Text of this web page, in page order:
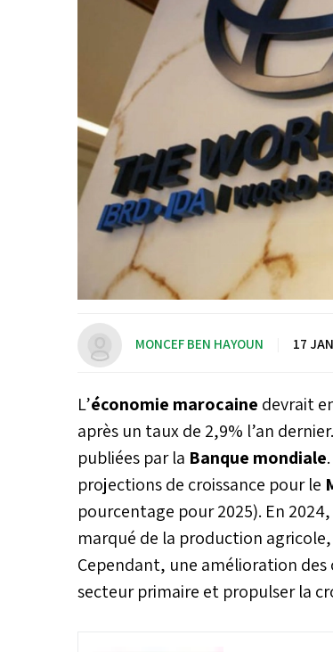
MONCEF BEN HAYOUN 17
L’économie marocaine devrait
après un taux de 2,9% l’an
publiées par la Banque mondiale
projections de croissance pour le
pourcentage pour 2025). En
marqué de la production
Cependant, une amélioration
secteur primaire et propulser la